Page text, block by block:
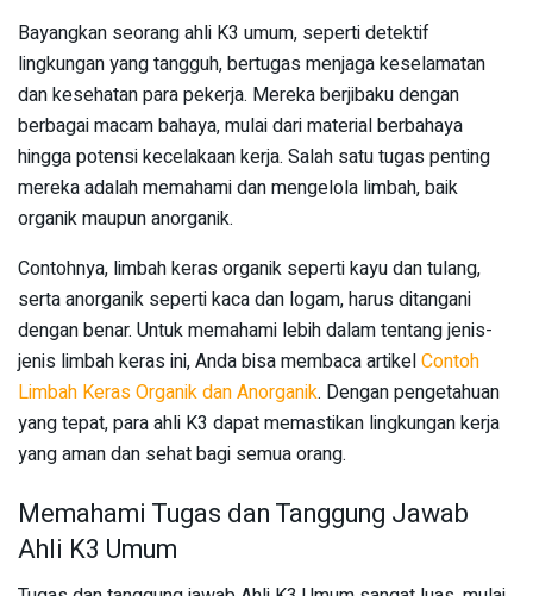
Bayangkan seorang ahli K3 umum, seperti detektif
lingkungan yang tangguh, bertugas menjaga keselamatan
dan kesehatan para pekerja. Mereka berjibaku dengan
berbagai macam bahaya, mulai dari material berbahaya
hingga potensi kecelakaan kerja. Salah satu tugas penting
mereka adalah memahami dan mengelola limbah, baik
organik maupun anorganik.
Contohnya, limbah keras organik seperti kayu dan tulang,
serta anorganik seperti kaca dan logam, harus ditangani
dengan benar. Untuk memahami lebih dalam tentang jenis-
jenis limbah keras ini, Anda bisa membaca artikelContoh
Limbah Keras Organik dan Anorganik. Dengan pengetahuan
yang tepat, para ahli K3 dapat memastikan lingkungan kerja
yang aman dan sehat bagi semua orang.
Memahami Tugas dan Tanggung Jawab
Ahli K3 Umum